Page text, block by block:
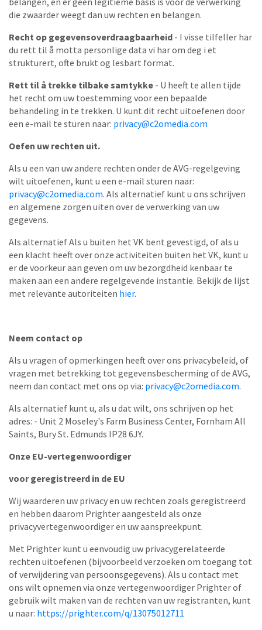
die zwaarder weegt dan uw rechten en belangen.
Recht op gegevensoverdraagbaarheid - I visse tilfeller har
du rett til å motta personlige data vi har om deg i et
strukturert, ofte brukt og lesbart format.
Rett til å trekke tilbake samtykke - U heeft te allen tijde
het recht om uw toestemming voor een bepaalde
behandeling in te trekken. U kunt dit recht uitoefenen door
een e-mail te sturen naar: privacy@c2omedia.com
Oefen uw rechten uit.
Als u een van uw andere rechten onder de AVG-regelgeving
wilt uitoefenen, kunt u een e-mail sturen naar:
privacy@c2omedia.com. Als alternatief kunt u ons schrijven
en algemene zorgen uiten over de verwerking van uw
gegevens.
Als alternatief Als u buiten het VK bent gevestigd, of als u
een klacht heeft over onze activiteiten buiten het VK, kunt u
er de voorkeur aan geven om uw bezorgdheid kenbaar te
maken aan een andere regelgevende instantie. Bekijk de lijst
met relevante autoriteiten hier.
Neem contact op
Als u vragen of opmerkingen heeft over ons privacybeleid, of
vragen met betrekking tot gegevensbescherming of de AVG,
neem dan contact met ons op via: privacy@c2omedia.com.
Als alternatief kunt u, als u dat wilt, ons schrijven op het
adres: - Unit 2 Moseley's Farm Business Center, Fornham All
Saints, Bury St. Edmunds IP28 6JY.
Onze EU-vertegenwoordiger
voor geregistreerd in de EU
Wij waarderen uw privacy en uw rechten zoals geregistreerd
en hebben daarom Prighter aangesteld als onze
privacyvertegenwoordiger en uw aanspreekpunt.
Met Prighter kunt u eenvoudig uw privacygerelateerde
rechten uitoefenen (bijvoorbeeld verzoeken om toegang tot
of verwijdering van persoonsgegevens). Als u contact met
ons wilt opnemen via onze vertegenwoordiger Prighter of
gebruik wilt maken van de rechten van uw registranten, kunt
u naar: https://prighter.com/q/13075012711